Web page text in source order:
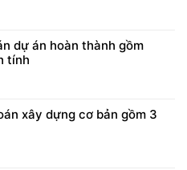
dự án hoàn thành gồm
tính
xây dựng cơ bản gồm 3